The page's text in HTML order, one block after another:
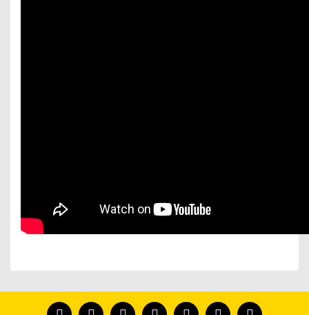
tanısın.
formunu kullanarak tarafımıza iletebilirsiniz.
Görüş ve önerileriniz için teşekkür ederiz.